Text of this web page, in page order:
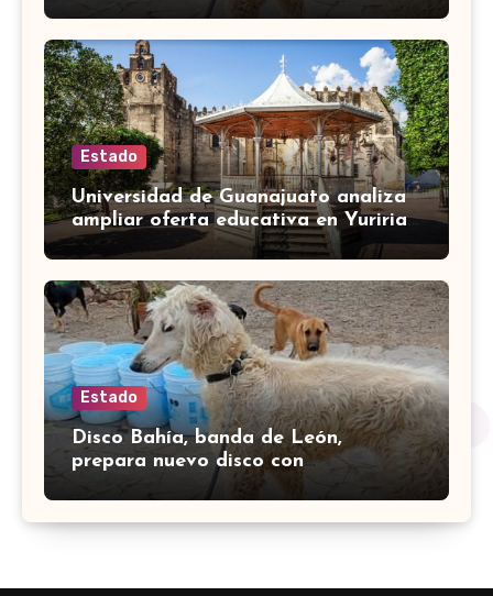
Estado
Universidad de Guanajuato analiza
ampliar oferta educativa en Yuriria
para cubrir demandas de la zona sur
Estado
Disco Bahía, banda de León,
prepara nuevo disco con
colaboración de Little Jesus